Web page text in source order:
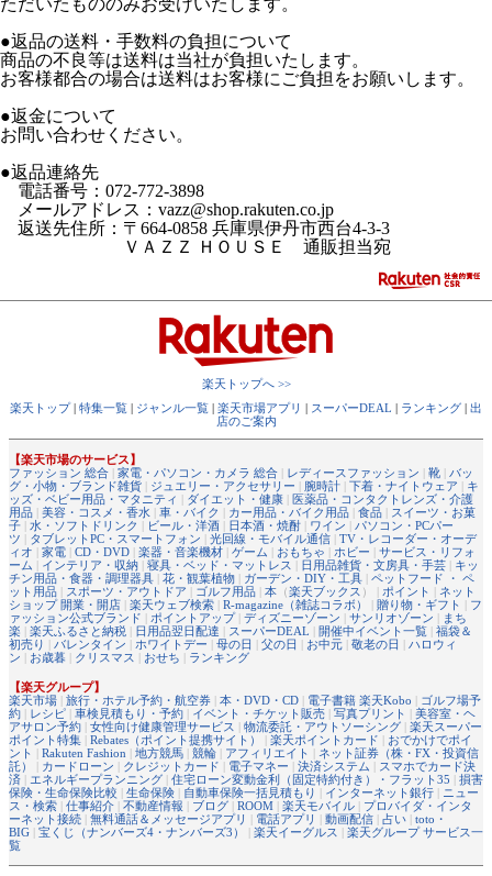
ただいたもののみお受けいたします。
●返品の送料・手数料の負担について
商品の不良等は送料は当社が負担いたします。
お客様都合の場合は送料はお客様にご負担をお願いします。
●返金について
お問い合わせください。
●返品連絡先
電話番号：072-772-3898
メールアドレス：vazz@shop.rakuten.co.jp
返送先住所：〒664-0858 兵庫県伊丹市西台4-3-3
ＶＡＺＺ ＨＯＵＳＥ 通販担当宛
楽天トップへ >>
楽天トップ
特集一覧 ジャンル一覧 楽天市場アプリ スーパーDEAL ランキング
出
店のご案内
【楽天市場のサービス】
ファッション 総合
家電・パソコン・カメラ 総合 レディースファッション 靴
バッ
グ・小物・ブランド雑貨
ジュエリー・アクセサリー 腕時計 下着・ナイトウェア
キ
ッズ・ベビー用品・マタニティ
ダイエット・健康
医薬品・コンタクトレンズ・介護
用品
美容・コスメ・香水 車・バイク カー用品・バイク用品 食品
スイーツ・お菓
子
水・ソフトドリンク ビール・洋酒 日本酒・焼酎 ワイン
パソコン・PCパー
ツ
タブレットPC・スマートフォン 光回線・モバイル通信
TV・レコーダー・オーデ
ィオ
家電 CD・DVD 楽器・音楽機材 ゲーム おもちゃ ホビー
サービス・リフォ
ーム
インテリア・収納 寝具・ベッド・マットレス 日用品雑貨・文房具・手芸
キッ
チン用品・食器・調理器具
花・観葉植物 ガーデン・DIY・工具
ペットフード ・ ペ
ット用品
スポーツ・アウトドア ゴルフ用品 本 （楽天ブックス ） | ポイント
ネット
ショップ 開業・開店
楽天ウェブ検索 R-magazine（雑誌コラボ） 贈り物・ギフト
フ
ァッション公式ブランド
ポイントアップ ディズニーゾーン サンリオゾーン
まち
楽
楽天ふるさと納税 日用品翌日配達 スーパーDEAL 開催中イベント一覧
福袋＆
初売り
バレンタイン ホワイトデー 母の日 父の日 お中元 敬老の日
ハロウィ
ン
お歳暮 クリスマス おせち ランキング
【楽天グループ】
楽天市場
旅行・ホテル予約・航空券 本・DVD・CD 電子書籍 楽天Kobo
ゴルフ場予
約
レシピ 車検見積もり・予約 イベント・チケット販売 写真プリント
美容室・ヘ
アサロン予約
女性向け健康管理サービス 物流委託・アウトソーシング
楽天スーパー
ポイント特集
Rebates（ポイント提携サイト） 楽天ポイントカード
おでかけでポイ
ント
Rakuten Fashion 地方競馬 競輪 アフィリエイト
ネット証券（株・FX・投資信
託）
カードローン クレジットカード 電子マネー 決済システム
スマホでカード決
済
エネルギープランニング 住宅ローン変動金利（固定特約付き）・フラット35
損害
保険・生命保険比較
生命保険 自動車保険一括見積もり インターネット銀行
ニュー
ス・検索
仕事紹介 不動産情報 ブログ ROOM 楽天モバイル
プロバイダ・インタ
ーネット接続
無料通話＆メッセージアプリ 電話アプリ 動画配信 占い
toto・
BIG
宝くじ（ナンバーズ4・ナンバーズ3） 楽天イーグルス
楽天グループ サービス一
覧